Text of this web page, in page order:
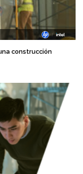
construcción